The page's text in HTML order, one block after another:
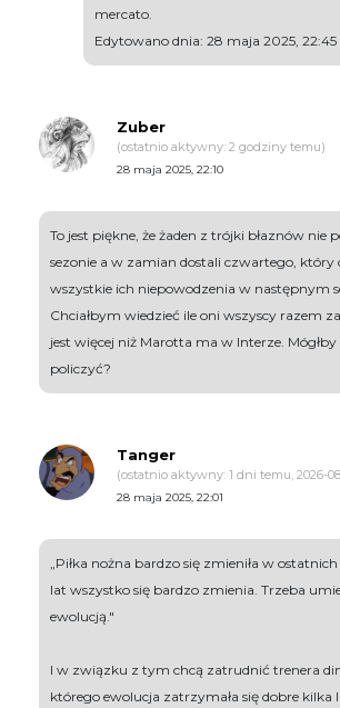
mercato.
Edytowano dnia: 28 maja 2025, 22:45
Zuber
(ostatnio aktywny: 2 godziny temu)
28 maja 2025, 22:10
To jest piękne, że żaden z trójki błaznów nie
sezonie a w zamian dostali czwartego, który
wszystkie ich niepowodzenia w następnym
Chciałbym wiedzieć ile oni wszyscy razem
jest więcej niż Marotta ma w Interze.
policzyć?
Tanger
(ostatnio aktywny: 1 dni temu, 2026-
28 maja 2025, 22:01
„Piłka nożna bardzo się zmieniła w
lat wszystko się bardzo zmienia. Trzeba
ewolucją."
I w związku z tym chcą zatrudnić trenera
którego ewolucja zatrzymała się dobre kilka